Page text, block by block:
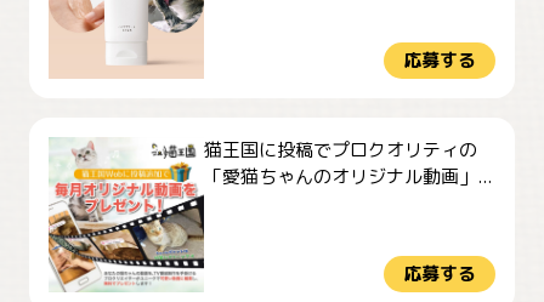
応募する
猫王国に投稿でプロクオリティの
「愛猫ちゃんのオリジナル動画」...
応募する